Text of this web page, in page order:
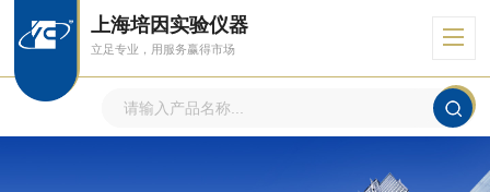
上海培因实验仪器
立足专业，用服务赢得市场